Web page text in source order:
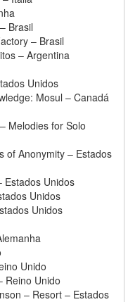
Brasil
– Brasil
– Argentina
Unidos
Mosul – Canadá
Melodies for Solo
of Anonymity – Estados
Estados Unidos
Unidos
Unidos
Unido
Reino Unido
– Resort – Estados